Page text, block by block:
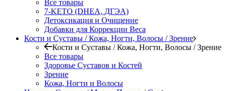
Все товары
7-KETO (DHEA, ДГЭА)
Детоксикация и Очищение
Добавки для Коррекции Веса
Кости и Суставы / Кожа, Ногти, Волосы / Зрение
Кости и Суставы / Кожа, Ногти, Волосы / Зрение
Все товары
Здоровье Суставов и Костей
Зрение
Кожа, Ногти и Волосы